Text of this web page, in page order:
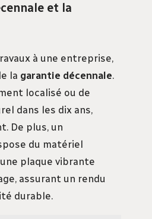
et la
à une entreprise,
la garantie décennale.
localisé ou de
dans les dix ans,
De plus, un
du matériel
plaque vibrante
assurant un rendu
durable.